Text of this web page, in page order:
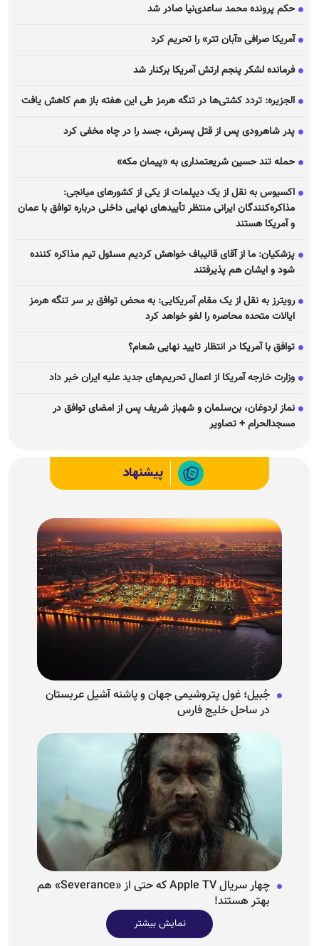
حکم پرونده محمد ساعدی‌نیا صادر شد
آمریکا صرافی «آبان تتر» را تحریم کرد
فرمانده لشکر پنجم ارتش آمریکا برکنار شد
الجزیره: تردد کشتی‌ها در تنگه هرمز طی این هفته باز هم کاهش یافت
پدر شاهرودی پس از قتل پسرش، جسد را در چاه مخفی کرد
حمله تند حسین شریعتمداری به «پیمان مکه»
اکسیوس به نقل از یک دیپلمات از یکی از کشور‌های میانجی:
مذاکره‌کنندگان ایرانی منتظر تأیید‌های نهایی داخلی درباره توافق با عمان
و آمریکا هستند
پزشکیان: ما از آقای قالیباف خواهش کردیم مسئول تیم مذاکره کننده
شود و ایشان هم پذیرفتند
رویترز به نقل از یک مقام آمریکایی: به محض توافق بر سر تنگه هرمز
ایالات متحده محاصره را لغو خواهد کرد
توافق با آمریکا در انتظار تایید نهایی شعام؟
وزارت خارجه آمریکا از اعمال تحریم‌های جدید علیه ایران خبر داد
نماز اردوغان، بن‌سلمان و شهباز شریف پس از امضای توافق در
مسجدالحرام + تصاویر
پیشنهاد
جُبیل؛ غول پتروشیمی جهان و پاشنه آشیل عربستان
در ساحل خلیج فارس
چهار سریال Apple TV که حتی از «Severance» هم
بهتر هستند!
نمایش بیشتر